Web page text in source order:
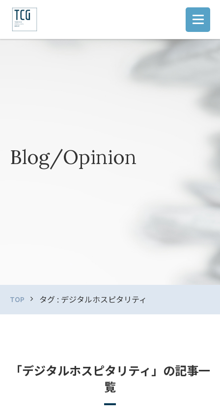
Blog/Opinion
TOP タグ : デジタルホスピタリティ
「デジタルホスピタリティ」の記事一
覧